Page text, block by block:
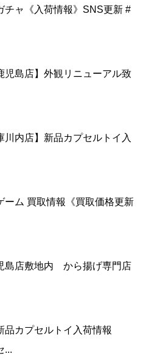
チャ《入荷情報》SNS更新 #
児島店】外観リニューアル致
川内店】新品カプセルトイ入
ーム 買取情報《買取価格更新
島店敷地内 から揚げ専門店
品カプセルトイ入荷情報
...